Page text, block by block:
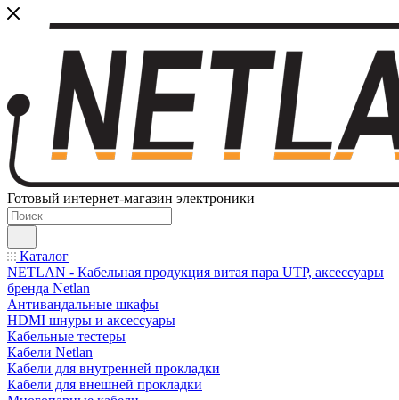
Готовый интернет-магазин электроники
Каталог
NETLAN - Кабельная продукция витая пара UTP, аксессуары
бренда Netlan
Антивандальные шкафы
HDMI шнуры и аксессуары
Кабельные тестеры
Кабели Netlan
Кабели для внутренней прокладки
Кабели для внешней прокладки